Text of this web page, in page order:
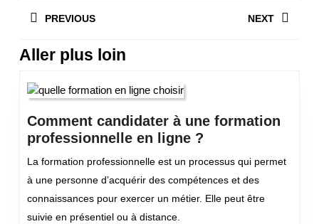
de
l’article
PREVIOUS
Previous
NEXT
Aller plus loin
Comment candidater à une formation
professionnelle en ligne ?
candidater
une
formation
La formation professionnelle est un processus qui permet
à une personne d’acquérir des compétences et des
connaissances pour exercer un métier. Elle peut être
suivie en présentiel ou à distance.